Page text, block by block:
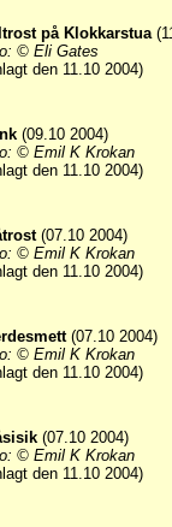
på Klokkarstua
© Eli Gates
den 11.10 2004)
(09.10 2004)
© Emil K Krokan
den 11.10 2004)
(07.10 2004)
© Emil K Krokan
den 11.10 2004)
(07.10 2004)
© Emil K Krokan
den 11.10 2004)
(07.10 2004)
© Emil K Krokan
den 11.10 2004)